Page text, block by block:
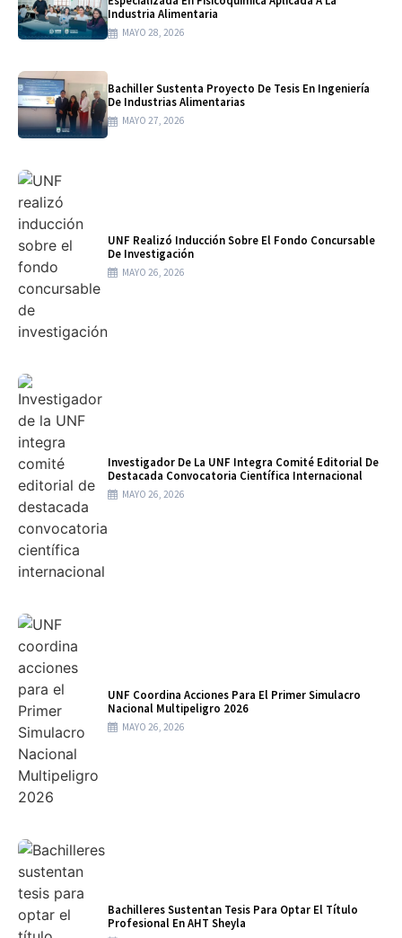
Industria Alimentaria
MAYO 28, 2026
Bachiller Sustenta Proyecto De Tesis En Ingeniería
De Industrias Alimentarias
MAYO 27, 2026
UNF Realizó Inducción Sobre El Fondo Concursable
De Investigación
MAYO 26, 2026
Investigador De La UNF Integra Comité Editorial De
Destacada Convocatoria Científica Internacional
MAYO 26, 2026
UNF Coordina Acciones Para El Primer Simulacro
Nacional Multipeligro 2026
MAYO 26, 2026
Bachilleres Sustentan Tesis Para Optar El Título
Profesional En AHT Sheyla